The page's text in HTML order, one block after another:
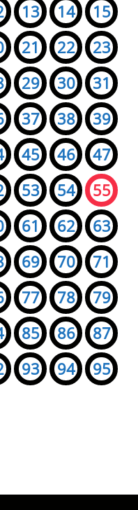
13 14
15
21 22
23
29 30
31
37 38
39
45 46
47
53 54
55
61 62
63
69 70
71
77 78
79
85 86
87
93 94
95